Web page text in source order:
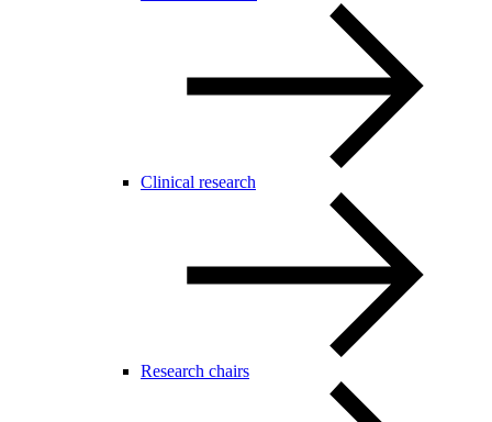
Clinical research
Research chairs